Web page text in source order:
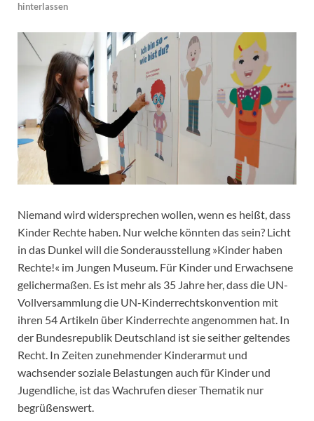
hinterlassen
Niemand wird widersprechen wollen, wenn es heißt, dass
Kinder Rechte haben. Nur welche könnten das sein? Licht
in das Dunkel will die Sonderausstellung »Kinder haben
Rechte!« im Jungen Museum. Für Kinder und Erwachsene
gelichermaßen. Es ist mehr als 35 Jahre her, dass die UN-
Vollversammlung die UN-Kinderrechtskonvention mit
ihren 54 Artikeln über Kinderrechte angenommen hat. In
der Bundesrepublik Deutschland ist sie seither geltendes
Recht. In Zeiten zunehmender Kinderarmut und
wachsender soziale Belastungen auch für Kinder und
Jugendliche, ist das Wachrufen dieser Thematik nur
begrüßenswert.